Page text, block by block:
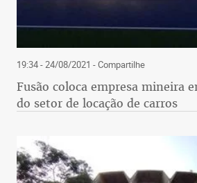
19:34 - 24/08/2021 - Compartilhe
Fusão coloca empresa mineira
do setor de locação de carros